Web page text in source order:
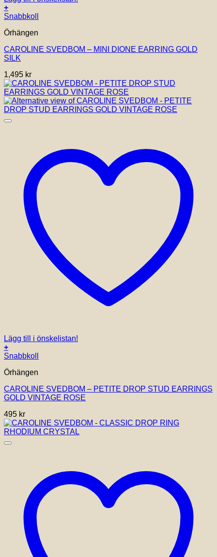
+
Snabbkoll
Örhängen
CAROLINE SVEDBOM – MINI DIONE EARRING GOLD
SILK
1,495 kr
Lägg till i önskelistan!
+
Snabbkoll
Örhängen
CAROLINE SVEDBOM – PETITE DROP STUD EARRINGS
GOLD VINTAGE ROSE
495 kr